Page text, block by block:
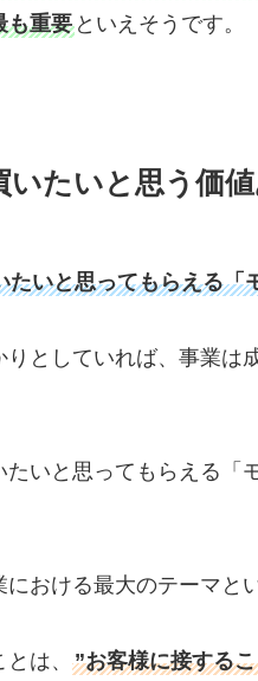
も重要 といえそうです。
いたいと思う価
たいと思ってもらえる「
りとしていれば、事業は
たいと思ってもらえる「
における最大のテーマと
は、 ”お客様に接する